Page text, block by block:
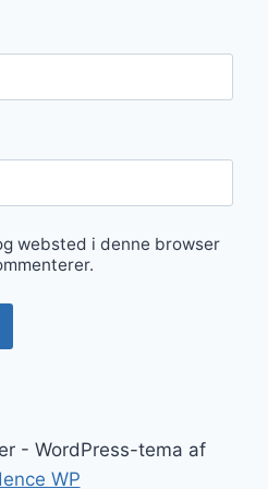
websted i denne browser
- WordPress-tema af
WP